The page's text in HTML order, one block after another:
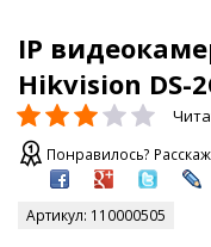
IP
Hikvision DS-
Понравилось?
Артикул: 110000505